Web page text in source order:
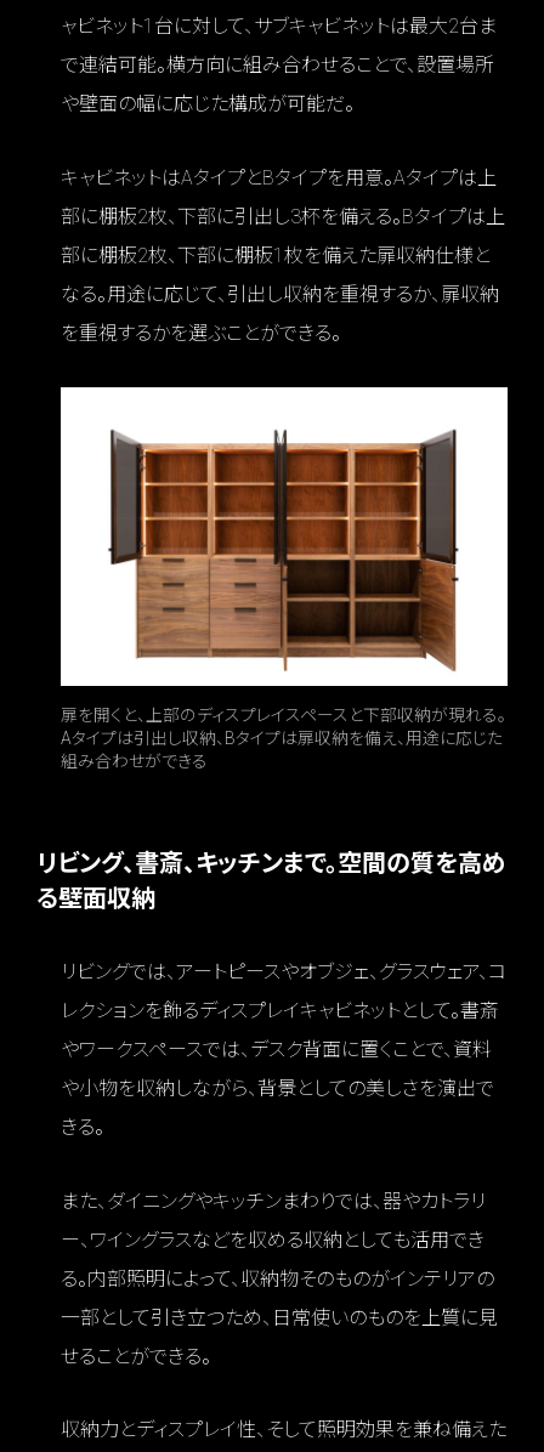
ャビネット1台に対して、サブキャビネットは最大2台ま
で連結可能。横方向に組み合わせることで、設置場所
や壁面の幅に応じた構成が可能だ。
キャビネットはAタイプとBタイプを用意。Aタイプは上
部に棚板2枚、下部に引出し3杯を備える。Bタイプは上
部に棚板2枚、下部に棚板1枚を備えた扉収納仕様と
なる。用途に応じて、引出し収納を重視するか、扉収納
を重視するかを選ぶことができる。
扉を開くと、上部のディスプレイスペースと下部収納が現れる。
Aタイプは引出し収納、Bタイプは扉収納を備え、用途に応じた
組み合わせができる
リビング、書斎、キッチンまで。空間の質を高め
る壁面収納
リビングでは、アートピースやオブジェ、グラスウェア、コ
レクションを飾るディスプレイキャビネットとして。書斎
やワークスペースでは、デスク背面に置くことで、資料
や小物を収納しながら、背景としての美しさを演出で
きる。
また、ダイニングやキッチンまわりでは、器やカトラリ
ー、ワイングラスなどを収める収納としても活用でき
る。内部照明によって、収納物そのものがインテリアの
一部として引き立つため、日常使いのものを上質に見
せることができる。
収納力とディスプレイ性、そして照明効果を兼ね備えた